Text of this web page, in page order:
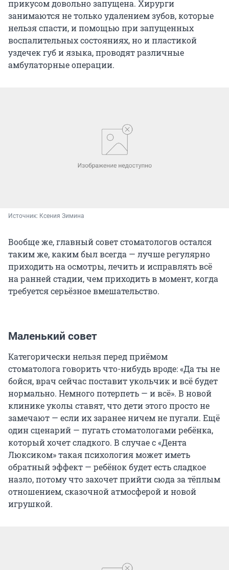
прикусом довольно запущена. Хирурги
занимаются не только удалением зубов, которые
нельзя спасти, и помощью при запущенных
воспалительных состояниях, но и пластикой
уздечек губ и языка, проводят различные
амбулаторные операции.
Источник: Ксения Зимина
Вообще же, главный совет стоматологов остался
таким же, каким был всегда — лучше регулярно
приходить на осмотры, лечить и исправлять всё
на ранней стадии, чем приходить в момент, когда
требуется серьёзное вмешательство.
Маленький совет
Категорически нельзя перед приёмом
стоматолога говорить что-нибудь вроде: «Да ты не
бойся, врач сейчас поставит укольчик и всё будет
нормально. Немного потерпеть — и всё». В новой
клинике уколы ставят, что дети этого просто не
замечают — если их заранее ничем не пугали. Ещё
один сценарий — пугать стоматологами ребёнка,
который хочет сладкого. В случае с «Дента
Люксиком» такая психология может иметь
обратный эффект — ребёнок будет есть сладкое
назло, потому что захочет прийти сюда за тёплым
отношением, сказочной атмосферой и новой
игрушкой.